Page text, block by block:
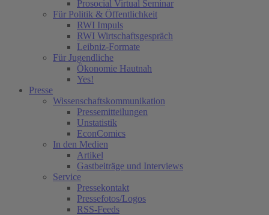
Prosocial Virtual Seminar
Für Politik & Öffentlichkeit
RWI Impuls
RWI Wirtschaftsgespräch
Leibniz-Formate
Für Jugendliche
Ökonomie Hautnah
Yes!
Presse
Wissenschaftskommunikation
Pressemitteilungen
Unstatistik
EconComics
In den Medien
Artikel
Gastbeiträge und Interviews
Service
Pressekontakt
Pressefotos/Logos
RSS-Feeds